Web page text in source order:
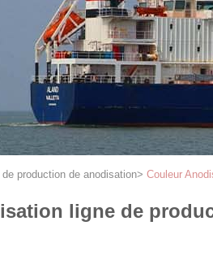
production de anodisation> Couleur
ligne de